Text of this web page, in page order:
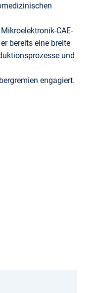
CAE-
bereits eine breite
und
engagiert.